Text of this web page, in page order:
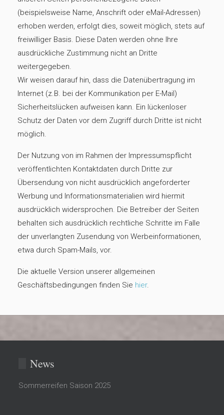
(beispielsweise Name, Anschrift oder eMail-Adressen)
erhoben werden, erfolgt dies, soweit möglich, stets auf
freiwilliger Basis. Diese Daten werden ohne Ihre
ausdrückliche Zustimmung nicht an Dritte
weitergegeben.
Wir weisen darauf hin, dass die Datenübertragung im
Internet (z.B. bei der Kommunikation per E-Mail)
Sicherheitslücken aufweisen kann. Ein lückenloser
Schutz der Daten vor dem Zugriff durch Dritte ist nicht
möglich.
Der Nutzung von im Rahmen der Impressumspflicht
veröffentlichten Kontaktdaten durch Dritte zur
Übersendung von nicht ausdrücklich angeforderter
Werbung und Informationsmaterialien wird hiermit
ausdrücklich widersprochen. Die Betreiber der Seiten
behalten sich ausdrücklich rechtliche Schritte im Falle
der unverlangten Zusendung von Werbeinformationen,
etwa durch Spam-Mails, vor.
Die aktuelle Version unserer allgemeinen
Geschäftsbedingungen finden Sie hier.
News
Sommerreifen Saison 2025